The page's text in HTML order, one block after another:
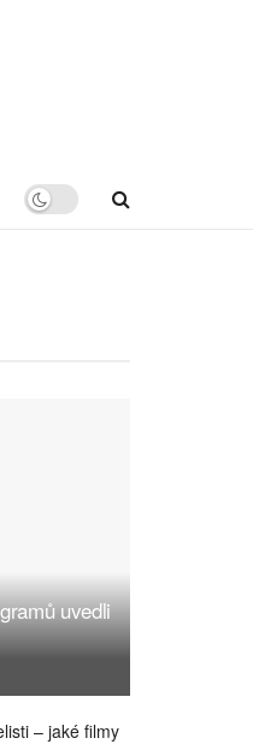
uvedli
– jaké filmy